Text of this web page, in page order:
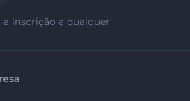
inscrição a qualquer